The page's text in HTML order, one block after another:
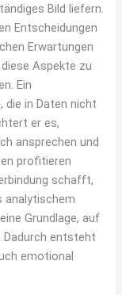
Bild liefern.
Entscheidungen
Erwartungen
Aspekte zu
Ein
die in Daten nicht
er es,
ansprechen und
profitieren
schafft,
analytischem
Grundlage, auf
Dadurch entsteht
emotional